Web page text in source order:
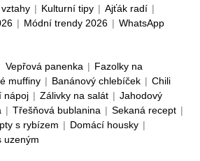
| Kulturní tipy | Ajťák radí |
| Módní trendy 2026 | WhatsApp
Vepřová panenka | Fazolky na
muffiny | Banánový chlebíček | Chili
nápoj | Zálivky na salát | Jahodový
| Třešňová bublanina | Sekaná recept |
s rybízem | Domácí housky |
uzeným